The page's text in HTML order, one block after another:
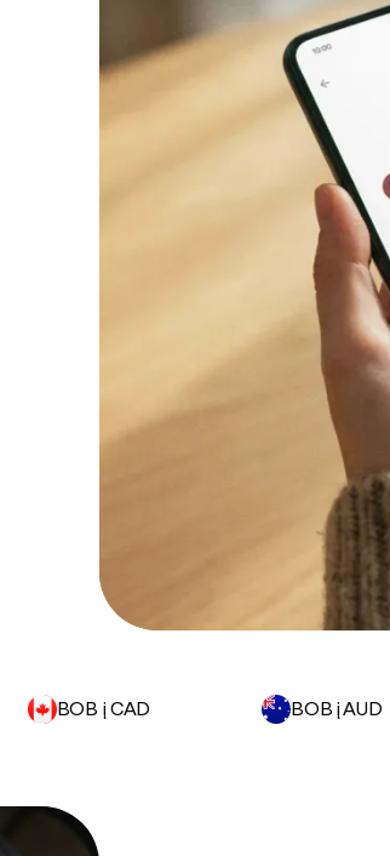
BOB į CAD BOB į AUD